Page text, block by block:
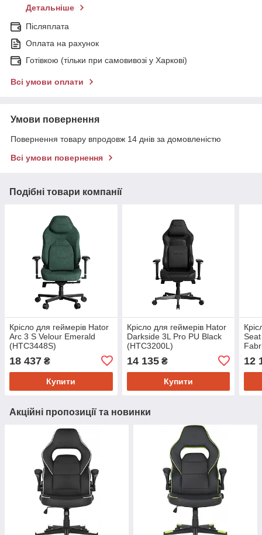
Детальніше
Післяплата
Оплата на рахунок
Готівкою (тільки при самовивозі у Харкові)
Всі умови оплати
Умови повернення
Повернення товару впродовж 14 днів за домовленістю
Всі умови повернення
Подібні товари компанії
Крісло для геймерів Hator
Arc 3 S Velour Emerald
(HTC3448S)
18 437 ₴
Купити
Крісло для геймерів Hator
Darkside 3L Pro PU Black
(HTC3200L)
14 135₴
Купити
12
Акційні пропозиції та новинки